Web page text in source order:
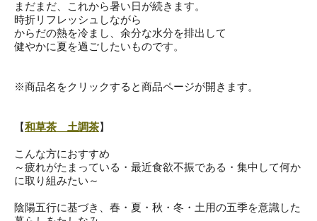
まだまだ、これから暑い日が続きます。
時折リフレッシュしながら
からだの熱を冷まし、余分な水分を排出して
健やかに夏を過ごしたいものです。
※商品名をクリックすると商品ページが開きます。
【和草茶 土調茶】
こんな方におすすめ
～疲れがたまっている・最近食欲不振である・集中して何か
に取り組みたい～
陰陽五行に基づき、春・夏・秋・冬・土用の五季を意識した